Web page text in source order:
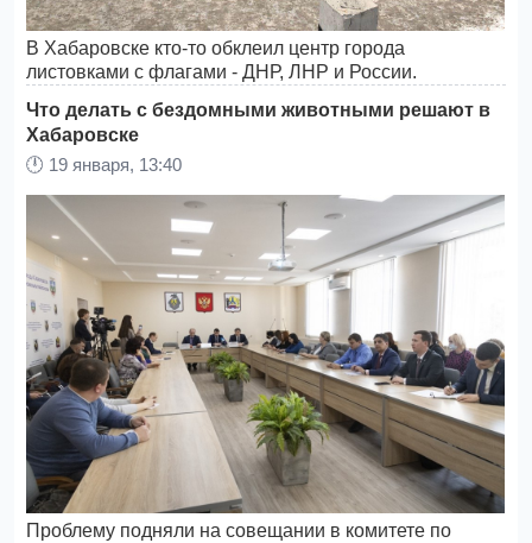
В Хабаровске кто-то обклеил центр города
листовками c флагами - ДНР, ЛНР и России.
Что делать с бездомными животными решают в
Хабаровске
🕛 19 января, 13:40
Проблему подняли на совещании в комитете по